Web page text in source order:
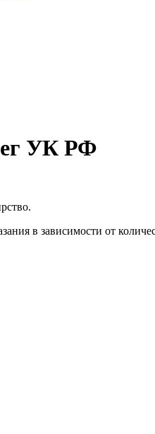
УК РФ
в зависимости от